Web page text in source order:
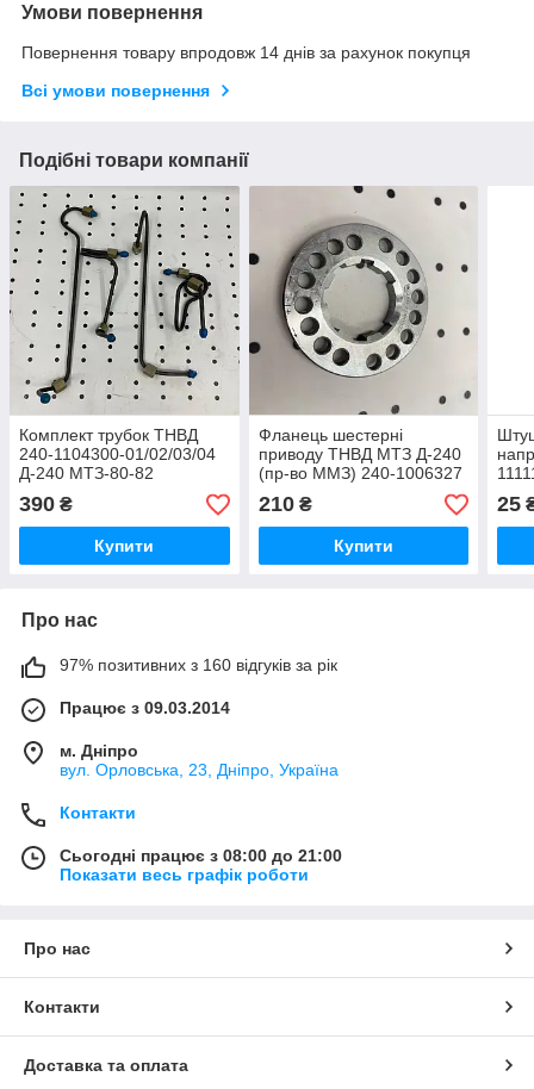
Умови повернення
Повернення товару впродовж 14 днів за рахунок покупця
Всі умови повернення
Подібні товари компанії
Комплект трубок ТНВД
240-1104300-01/02/03/04
Д-240 МТЗ-80-82
390 ₴
Купити
Фланець шестерні
приводу ТНВД МТЗ Д-240
(пр-во ММЗ) 240-1006327
210₴
Купити
25
Про нас
97% позитивних з 160 відгуків за рік
Працює з 09.03.2014
м. Дніпро
вул. Орловська, 23, Дніпро, Україна
Контакти
Сьогодні працює з 08:00 до 21:00
Показати весь графік роботи
Про нас
Контакти
Доставка та оплата